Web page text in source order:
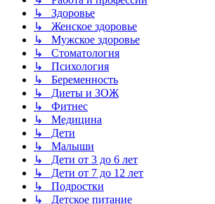
↳ Здоровье
↳ Женское здоровье
↳ Мужское здоровье
↳ Стоматология
↳ Психология
↳ Беременность
↳ Диеты и ЗОЖ
↳ Фитнес
↳ Медицина
↳ Дети
↳ Малыши
↳ Дети от 3 до 6 лет
↳ Дети от 7 до 12 лет
↳ Подростки
↳ Детское питание